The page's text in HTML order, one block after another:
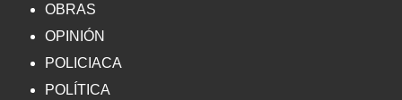
OBRAS
OPINIÓN
POLICIACA
POLÍTICA